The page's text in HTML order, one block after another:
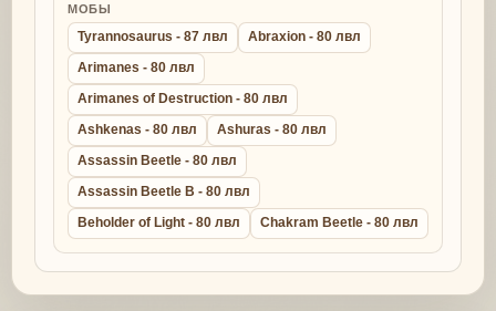
МОБЫ
Tyrannosaurus - 87 лвл
Abraxion - 80 лвл
Arimanes - 80 лвл
Arimanes of Destruction - 80 лвл
Ashkenas - 80 лвл
Ashuras - 80 лвл
Assassin Beetle - 80 лвл
Assassin Beetle B - 80 лвл
Beholder of Light - 80 лвл
Chakram Beetle - 80 лвл